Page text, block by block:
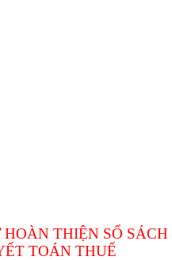
THIỆN SỔ
TOÁN THUẾ